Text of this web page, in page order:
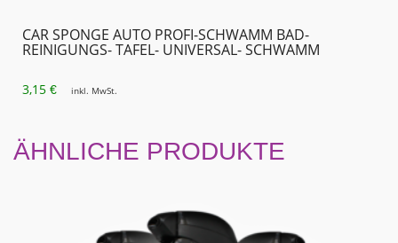
CAR SPONGE AUTO PROFI-SCHWAMM BAD-
REINIGUNGS- TAFEL- UNIVERSAL- SCHWAMM
3,15 € inkl. MwSt.
ÄHNLICHE PRODUKTE